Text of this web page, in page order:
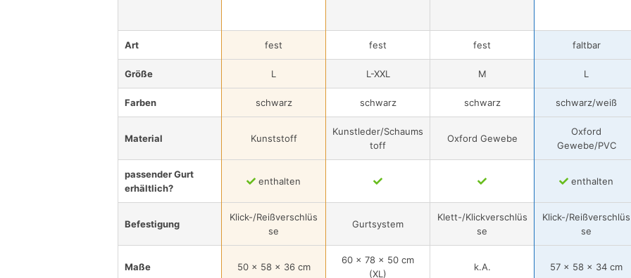
Art fest fest fest faltbar
Größe L L-XXL M L
Farben schwarz schwarz schwarz schwarz/weiß
Material Kunststoff
Kunstleder/Schaums
toff
Oxford Gewebe
Oxford
Gewebe/PVC
passender Gurt
erhältlich?
enthalten enthalten
Befestigung
Klick-/Reißverschlüs
se
Gurtsystem
Klett-/Klickverschlüs
se
Klick-/Reißverschlüs
se
Maße 50 x 58 x 36 cm
60 x 78 x 50 cm
(XL)
k.A. 57 x 58 x 34 cm